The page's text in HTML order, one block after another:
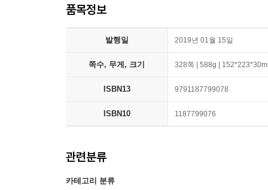
품목정보
발행일 2019년 01월 15일
쪽수, 무게, 크기 328쪽 | 588g |
ISBN13 9791187799078
ISBN10 1187799076
관련분류
카테고리 분류